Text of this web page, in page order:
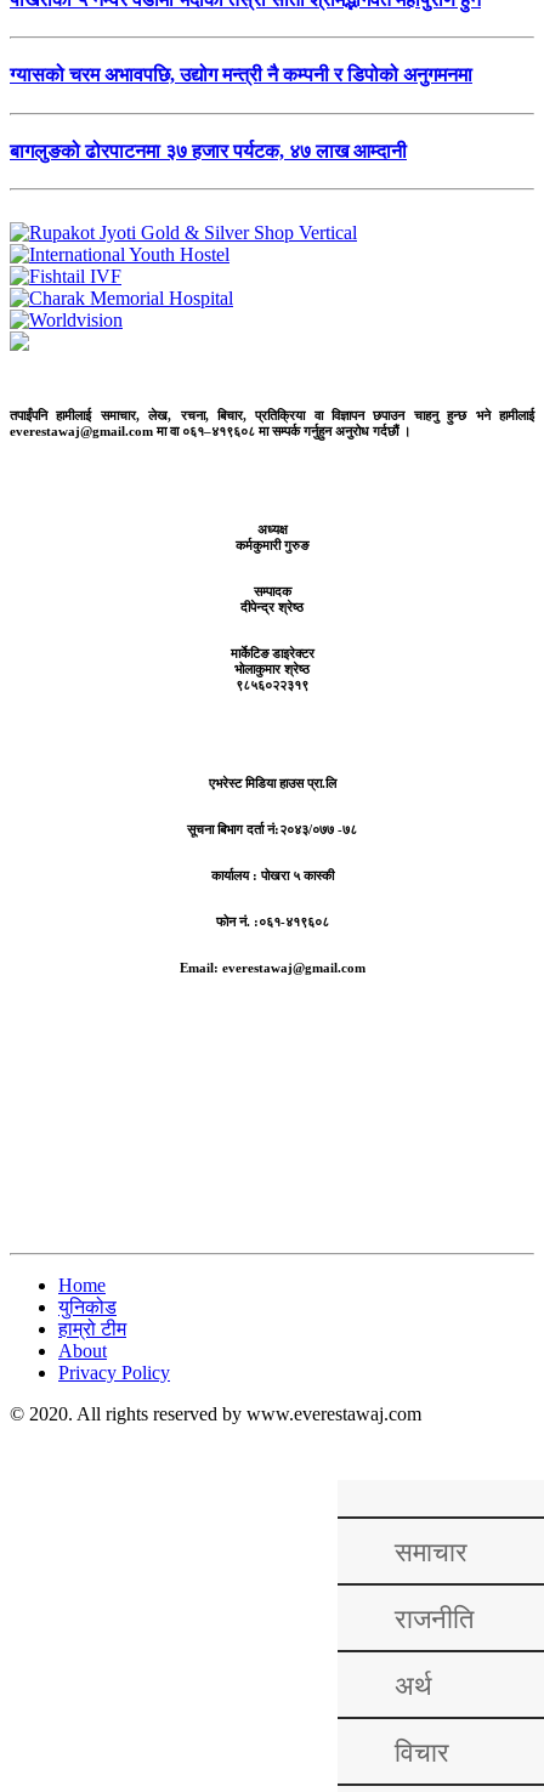
ग्यासको चरम अभावपछि, उद्योग मन्त्री नै कम्पनी र डिपोको अनुगमनमा
बागलुङको ढोरपाटनमा ३७ हजार पर्यटक, ४७ लाख आम्दानी
तपाईंपनि हामीलाई समाचार, लेख, रचना, बिचार, प्रतिक्रिया वा विज्ञापन छपाउन चाहनु हुन्छ भने हामीलाई
everestawaj@gmail.com मा वा ०६१–४१९६०८ मा सम्पर्क गर्नुहुन अनुरोध गर्दछौं ।
अध्यक्ष
कर्मकुमारी गुरुङ
सम्पादक
दीपेन्द्र श्रेष्ठ
मार्केटिङ डाइरेक्टर
भोलाकुमार श्रेष्ठ
९८५६०२२३१९
एभरेस्ट मिडिया हाउस प्रा.लि
सूचना बिभाग दर्ता नं:२०४३/०७७ -७८
कार्यालय :पोखरा ५ कास्की
फोन नं. :०६१-४१९६०८
Email: everestawaj@gmail.com
Home
युनिकोड
हाम्रो टीम
About
Privacy Policy
© 2020. All rights reserved by www.everestawaj.com
समाचार
राजनीति
अर्थ
विचार